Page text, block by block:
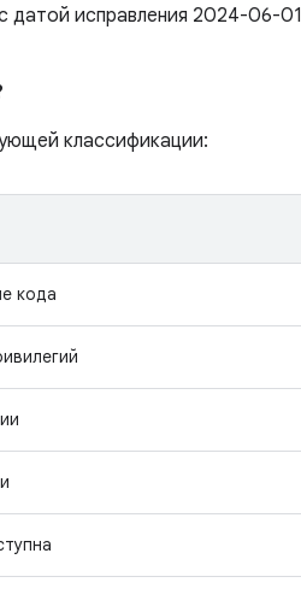
датой исправления 2024-06-
классификации:
кода